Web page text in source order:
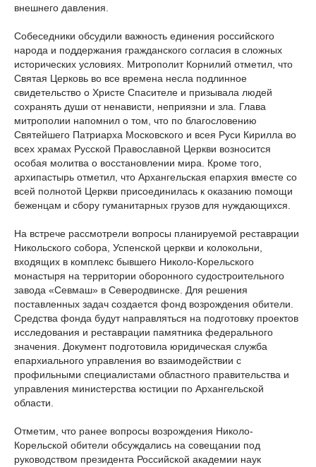
внешнего давления.
Собеседники обсудили важность единения российского
народа и поддержания гражданского согласия в сложных
исторических условиях. Митрополит Корнилий отметил, что
Святая Церковь во все времена несла подлинное
свидетельство о Христе Спасителе и призывала людей
сохранять души от ненависти, неприязни и зла. Глава
митрополии напомнил о том, что по благословению
Святейшего Патриарха Московского и всея Руси Кирилла во
всех храмах Русской Православной Церкви возносится
особая молитва о восстановлении мира. Кроме того,
архипастырь отметил, что Архангельская епархия вместе со
всей полнотой Церкви присоединилась к оказанию помощи
беженцам и сбору гуманитарных грузов для нуждающихся.
На встрече рассмотрели вопросы планируемой реставрации
Никольского собора, Успенской церкви и колокольни,
входящих в комплекс бывшего Николо-Корельского
монастыря на территории оборонного судостроительного
завода «Севмаш» в Северодвинске. Для решения
поставленных задач создается фонд возрождения обители.
Средства фонда будут направляться на подготовку проектов
исследования и реставрации памятника федерального
значения. Документ подготовила юридическая служба
епархиального управления во взаимодействии с
профильными специалистами областного правительства и
управления министерства юстиции по Архангельской
области.
Отметим, что ранее вопросы возрождения Николо-
Корельской обители обсуждались на совещании под
руководством президента Российской академии наук